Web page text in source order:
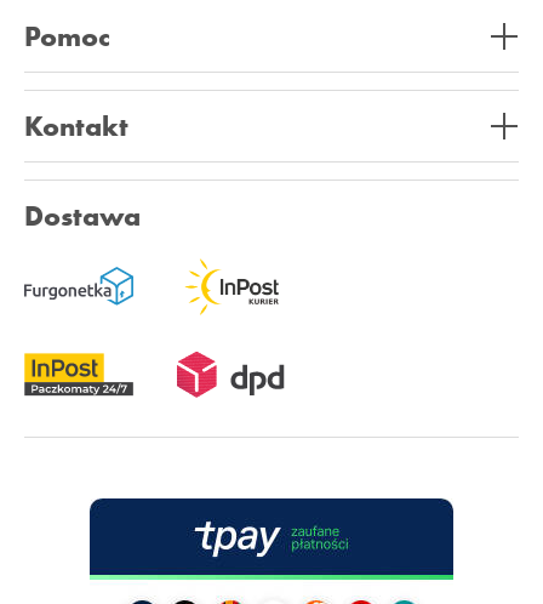
Pomoc
Kontakt
Dostawa